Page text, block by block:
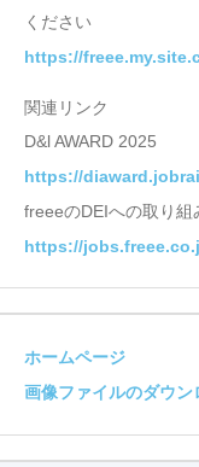
ください
https://
関連リンク
D&l AWARD 2025
https://
freeeのDEIへの取り組
https://
ホームページ
画像ファイルのダウン